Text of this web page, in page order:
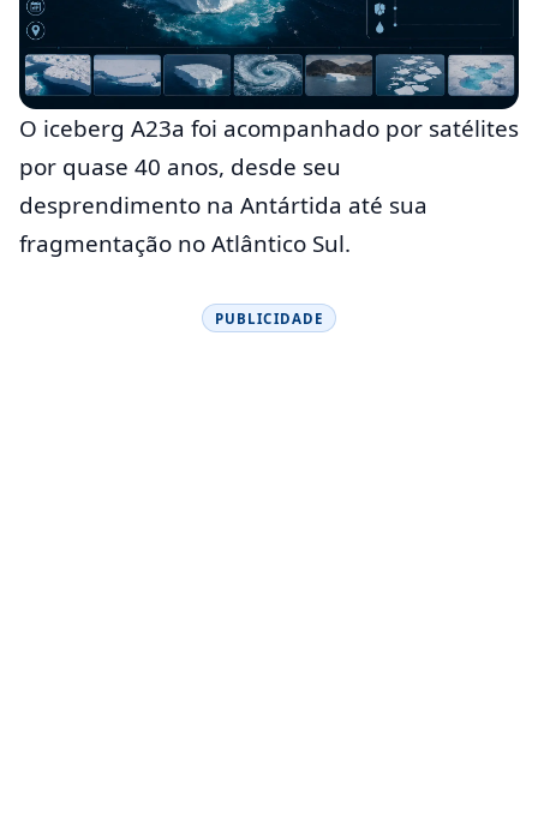
O iceberg A23a foi acompanhado por satélites
por quase 40 anos, desde seu
desprendimento na Antártida até sua
fragmentação no Atlântico Sul.
PUBLICIDADE